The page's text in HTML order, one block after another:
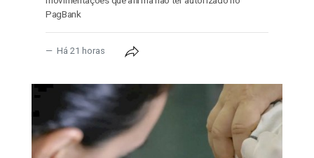
PagBank
Há 21 horas